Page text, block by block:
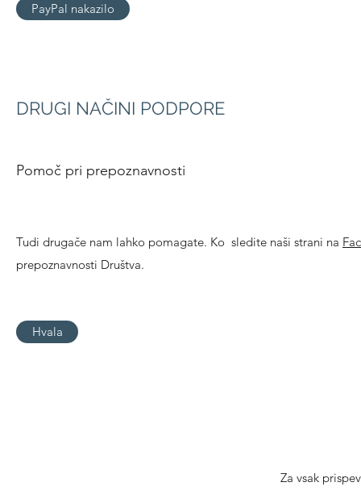
PayPal nakazilo
DRUGI NAČINI PODPORE
Pomoč pri prepoznavnosti
Tudi drugače nam lahko pomagate. Ko sledite naši strani na
prepoznavnosti Društva.
Hvala
Za vsak